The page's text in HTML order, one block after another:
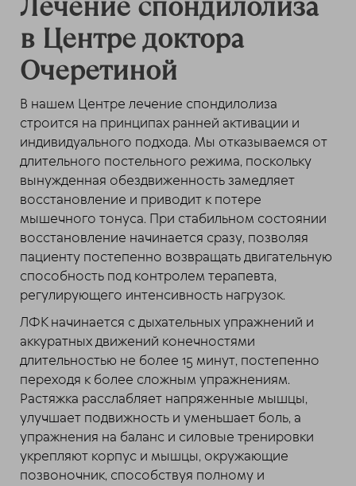
в Центре доктора
Очеретиной
В нашем Центре лечение спондилолиза
строится на принципах ранней активации и
индивидуального подхода. Мы отказываемся от
длительного постельного режима, поскольку
вынужденная обездвиженность замедляет
восстановление и приводит к потере
мышечного тонуса. При стабильном состоянии
восстановление начинается сразу, позволяя
пациенту постепенно возвращать двигательную
способность под контролем терапевта,
регулирующего интенсивность нагрузок.
ЛФК начинается с дыхательных упражнений и
аккуратных движений конечностями
длительностью не более 15 минут, постепенно
переходя к более сложным упражнениям.
Растяжка расслабляет напряженные мышцы,
улучшает подвижность и уменьшает боль, а
упражнения на баланс и силовые тренировки
укрепляют корпус и мышцы, окружающие
позвоночник, способствуя полному и